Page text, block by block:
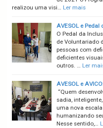
realizou uma visi… Ler mais
AVESOL e
O Pedal da
de Voluntariado
pessoas com
deficientes
outros. … Ler
AVESOL e
“Quem
sadia,
uma nova
humanizando
Nesse sentido,…